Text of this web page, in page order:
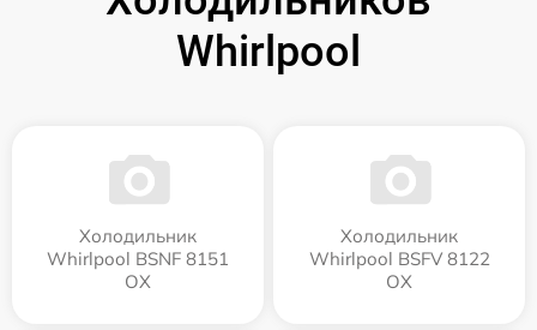
Whirlpool
Холодильник
Whirlpool BSNF 8151
OX
Холодильник
Whirlpool BSFV 8122
OX